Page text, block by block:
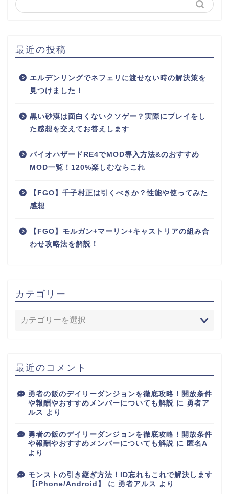
最近の投稿
エルデンリングでネフェリに渡せない時の解決策を
見つけました！
黒い砂漠は面白くないクソゲー？実際にプレイをし
た感想を交えてお答えします
バイオハザードRE4でMOD導入方法&のおすすめ
MOD一覧！120%楽しむならこれ
【FGO】千子村正は引くべきか？性能や使ってみた
感想
【FGO】モルガン+マーリン+キャストリアの組み合
わせ攻略法を解説！
カテゴリー
最近のコメント
勇者の飯のデイリーダンジョンを徹底攻略！開放条件
や報酬やおすすめメンバーについても解説 に 勇者ア
ルス より
勇者の飯のデイリーダンジョンを徹底攻略！開放条件
や報酬やおすすめメンバーについても解説 に 匿名A
より
モンストの引き継ぎ方法！ID忘れもこれで解決します
【iPhone/Android】
に 勇者アルス より